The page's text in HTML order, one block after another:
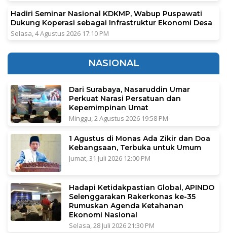
Hadiri Seminar Nasional KDKMP, Wabup Puspawati
Dukung Koperasi sebagai Infrastruktur Ekonomi Desa
Selasa, 4 Agustus 2026 17:10 PM
NASIONAL
Dari Surabaya, Nasaruddin Umar
Perkuat Narasi Persatuan dan
Kepemimpinan Umat
Minggu, 2 Agustus 2026 19:58 PM
1 Agustus di Monas Ada Zikir dan Doa
Kebangsaan, Terbuka untuk Umum
Jumat, 31 Juli 2026 12:00 PM
Hadapi Ketidakpastian Global, APINDO
Selenggarakan Rakerkonas ke-35
Rumuskan Agenda Ketahanan
Ekonomi Nasional
Selasa, 28 Juli 2026 21:30 PM